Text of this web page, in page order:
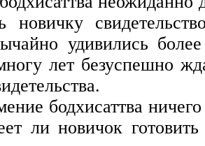
новичку
удивились
лет безуспешно
бодхисаттва
ли новичок